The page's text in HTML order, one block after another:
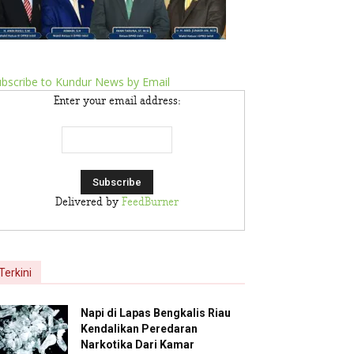
to Kundur News by Email
Enter your email address:
Delivered by FeedBurner
Napi di Lapas Bengkalis Riau
Kendalikan Peredaran
Narkotika Dari Kamar